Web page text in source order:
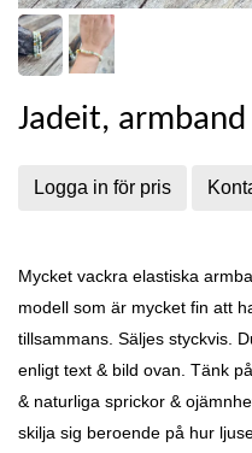
Jadeit,
Logga in för pris
Mycket vackra elastiska
modell som är mycket fin att
tillsammans. Säljes styckvis.
enligt text & bild ovan. Tänk
& naturliga sprickor &
skilja sig beroende på hur